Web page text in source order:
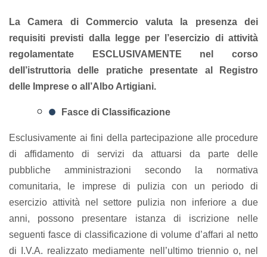
La Camera di Commercio valuta la presenza dei
requisiti previsti dalla legge per l’esercizio di attività
regolamentate ESCLUSIVAMENTE nel corso
dell’istruttoria delle pratiche presentate al Registro
delle Imprese o all’Albo Artigiani.
Fasce di Classificazione
Esclusivamente ai fini della partecipazione alle procedure
di affidamento di servizi da attuarsi da parte delle
pubbliche amministrazioni secondo la normativa
comunitaria, le imprese di pulizia con un periodo di
esercizio attività nel settore pulizia non inferiore a due
anni, possono presentare istanza di iscrizione nelle
seguenti fasce di classificazione di volume d’affari al netto
di I.V.A. realizzato mediamente nell’ultimo triennio o, nel